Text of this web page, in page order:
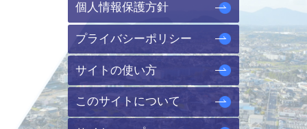
個人情報保護方針
プライバシーポリシー
サイトの使い方
このサイトについて